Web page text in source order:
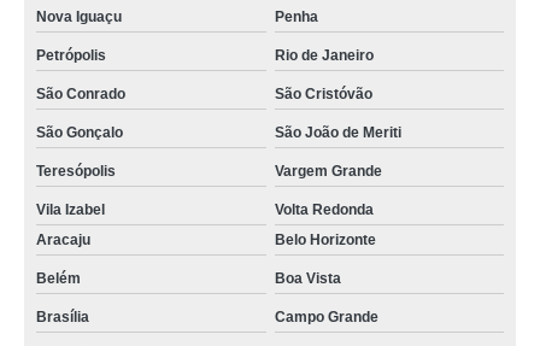
Nova Iguaçu Penha
Petrópolis Rio de Janeiro
São Conrado São Cristóvão
São Gonçalo São João de Meriti
Teresópolis Vargem Grande
Vila Izabel
Volta Redonda
Aracaju
Belo Horizonte
Belém Boa Vista
Brasília Campo Grande